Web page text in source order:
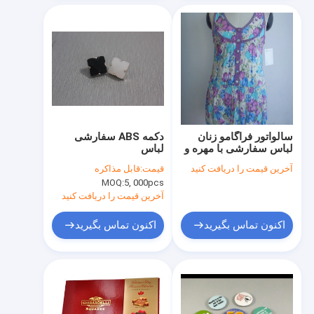
دکمه ABS سفارشی
لباس
قیمت:قابل مذاکره
MOQ:5, 000pcs
آخرین قیمت را دریافت کنید
اکنون تماس بگیرید
سالواتور فراگامو زنان
لباس سفارشی با مهره و
دکمه
آخرین قیمت را دریافت کنید
اکنون تماس بگیرید